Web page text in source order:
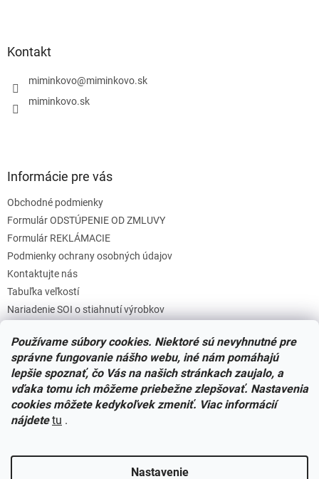
Používame súbory cookies. Niektoré sú nevyhnutné pre
správne fungovanie nášho webu, iné nám pomáhajú
lepšie spoznať, čo Vás na našich stránkach zaujalo, a
vďaka tomu ich môžeme priebežne zlepšovať. Nastavenia
cookies môžete kedykoľvek zmeniť. Viac informácií
nájdete tu .
Nastavenie
Kontakt
miminkovo@miminkovo.sk
miminkovo.sk
Informácie pre vás
Obchodné podmienky
Formulár ODSTÚPENIE OD ZMLUVY
Formulár REKLÁMACIE
Podmienky ochrany osobných údajov
Kontaktujte nás
Tabuľka veľkostí
Nariadenie SOI o stiahnutí výrobkov
Zásady súborov COOKIES
Facebook
Vytvoril Shoptet